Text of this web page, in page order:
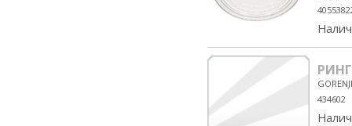
434602